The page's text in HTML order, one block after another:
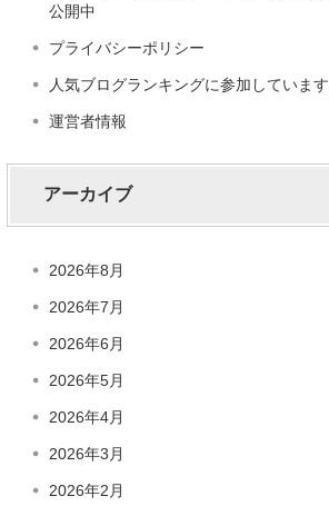
公開中
プライバシーポリシー
人気ブログランキングに参加しています
運営者情報
アーカイブ
2026年8月
2026年7月
2026年6月
2026年5月
2026年4月
2026年3月
2026年2月